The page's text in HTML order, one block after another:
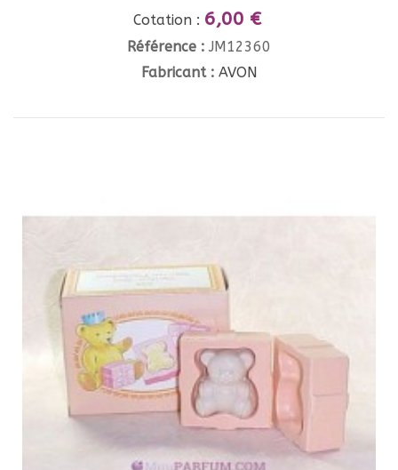
Cotation : 6,00 €
Référence : JM12360
Fabricant : AVON